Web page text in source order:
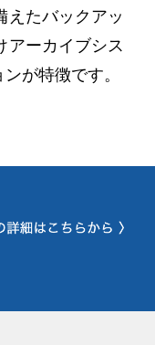
えたバックアッ
アーカイブシス
が特徴です。